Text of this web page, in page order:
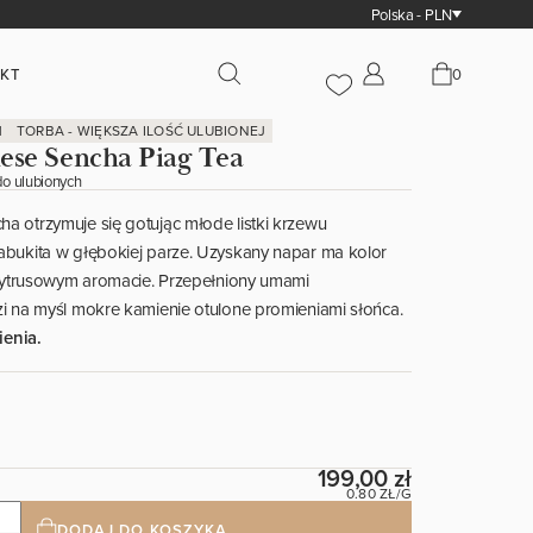
Polska - PLN
HERBATY W SASZETKACH
Saszetki pakowane po 15 sztuk
Saszetki pakowane po 50 sztuk
Herbaty Jesienno Zimowe Piag Tea
PIAG THE FRESH TEA – BEAUTEAFUL POLISH BRAND
To spełnienie naszych marzeń o wyjątkowej, polskiej marce
POZNAJ NAS
0
TORBA - WIĘKSZA ILOŚĆ ULUBIONEJ
Sencha Piag Tea
ulubionych
otrzymuje się gotując młode listki krzewu
w głębokiej parze. Uzyskany napar ma kolor
aromacie. Przepełniony umami
na myśl mokre kamienie otulone promieniami słońca.
199,00 zł
0.80 ZŁ/G